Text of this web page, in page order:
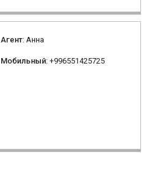
Агент: Анна
Мобильный: +996551425725